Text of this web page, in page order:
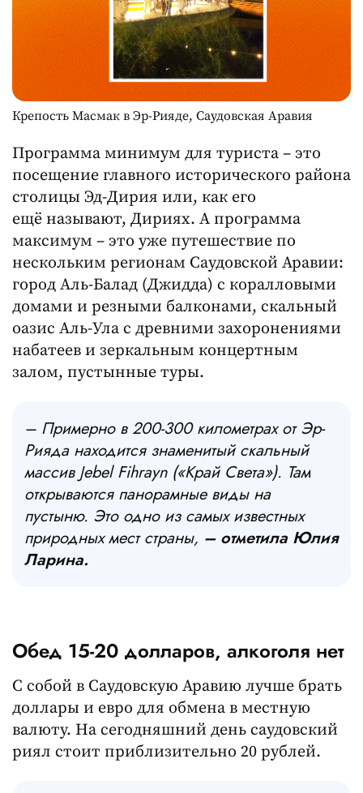
Крепость Масмак в Эр-Рияде, Саудовская Аравия
Программа минимум для туриста – это
посещение главного исторического района
столицы Эд-Дирия или, как его
ещё называют, Дириях. А программа
максимум – это уже путешествие по
нескольким регионам Саудовской Аравии:
город Аль-Балад (Джидда) с коралловыми
домами и резными балконами, скальный
оазис Аль-Ула с древними захоронениями
набатеев и зеркальным концертным
залом, пустынные туры.
– Примерно в 200-300 километрах от Эр-
Рияда находится знаменитый скальный
массив Jebel Fihrayn («Край Света»). Там
открываются панорамные виды на
пустыню. Это одно из самых известных
природных мест страны, – отметила Юлия
Ларина.
Обед 15-20 долларов, алкоголя нет
С собой в Саудовскую Аравию лучше брать
доллары и евро для обмена в местную
валюту. На сегодняшний день саудовский
риял стоит приблизительно 20 рублей.